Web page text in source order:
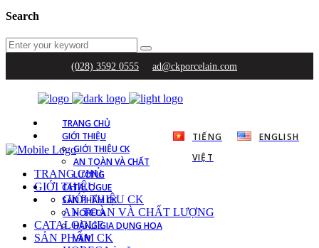
Search
(028) 3592 0555 ad@ckporcelain.com
TRANG CHỦ
GIỚI THIỆU
GIỚI THIỆU CK
AN TOÀN VÀ CHẤT
LƯỢNG
CATALOGUE
SẢN PHẨM CK
HORECA
HÀNG GIA DỤNG HOA
VĂN
TIẾNG
VIỆT
ENGLISH
TRANG CHỦ
GIỚI THIỆU
GIỚI THIỆU CK
AN TOÀN VÀ CHẤT LƯỢNG
CATALOGUE
SẢN PHẨM CK